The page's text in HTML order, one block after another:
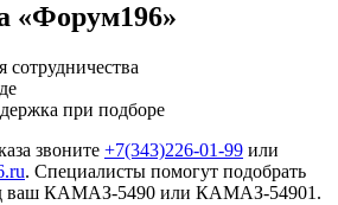
«Форум196»
при подборе
звоните +7(343)226-01-99 или
. Специалисты помогут подобрать
ваш КАМАЗ-5490 или КАМАЗ-54901.